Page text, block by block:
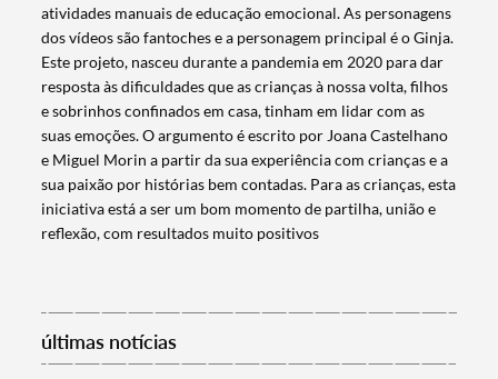
Termo de Pesquisa
Categorias gerais
atividades manuais de educação emocional. As personagens
dos vídeos são fantoches e a personagem principal é o Ginja.
Este projeto, nasceu durante a pandemia em 2020 para dar
resposta às dificuldades que as crianças à nossa volta, filhos
e sobrinhos confinados em casa, tinham em lidar com as
suas emoções. O argumento é escrito por Joana Castelhano
e Miguel Morin a partir da sua experiência com crianças e a
sua paixão por histórias bem contadas. Para as crianças, esta
iniciativa está a ser um bom momento de partilha, união e
reflexão, com resultados muito positivos
últimas notícias